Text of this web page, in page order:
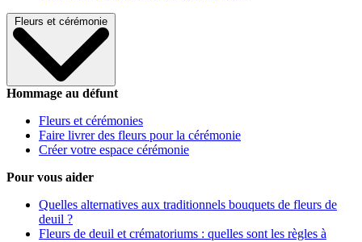
Fleurs et cérémonie
Hommage au défunt
Fleurs et cérémonies
Faire livrer des fleurs pour la cérémonie
Créer votre espace cérémonie
Pour vous aider
Quelles alternatives aux traditionnels bouquets de fleurs de
deuil ?
Fleurs de deuil et crématoriums : quelles sont les règles à